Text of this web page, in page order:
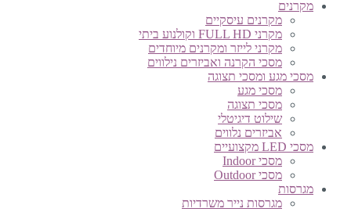
מקרנים
מקרנים עיסקיים
מקרני FULL HD וקולנוע ביתי
מקרני לייזר ומקרנים מיוחדים
מסכי הקרנה ואביזרים נילווים
מסכי מגע ומסכי תצוגה
מסכי מגע
מסכי תצוגה
שילוט דיגיטלי
אביזרים נלווים
מסכי LED מקצועיים
מסכי Indoor
מסכי Outdoor
מגרסות
מגרסות נייר משרדיות